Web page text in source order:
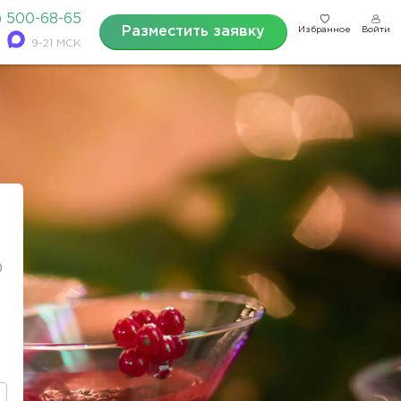
500-68-65
9-21 МСК
Разместить заявку Избранное Войти